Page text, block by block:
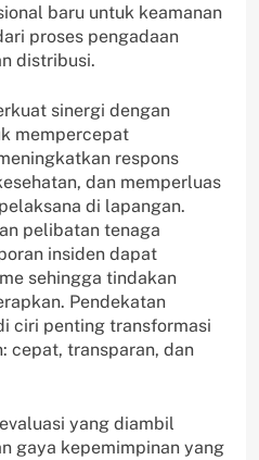
baru untuk keamanan
proses pengadaan
distribusi.
sinergi dengan
mempercepat
respons
dan memperluas
di lapangan.
pelibatan tenaga
insiden dapat
sehingga tindakan
Pendekatan
ciri penting transformasi
cepat, transparan, dan
yang diambil
gaya kepemimpinan yang